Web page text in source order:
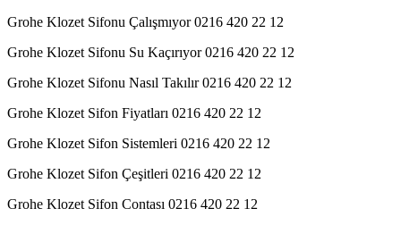
Grohe Klozet Sifonu Çalışmıyor 0216 420 22 12
Grohe Klozet Sifonu Su Kaçırıyor 0216 420 22 12
Grohe Klozet Sifonu Nasıl Takılır 0216 420 22 12
Grohe Klozet Sifon Fiyatları 0216 420 22 12
Grohe Klozet Sifon Sistemleri 0216 420 22 12
Grohe Klozet Sifon Çeşitleri 0216 420 22 12
Grohe Klozet Sifon Contası 0216 420 22 12